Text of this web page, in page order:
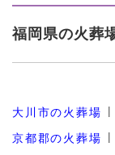
福岡県の火葬
大川市の火葬場
京都郡の火葬場